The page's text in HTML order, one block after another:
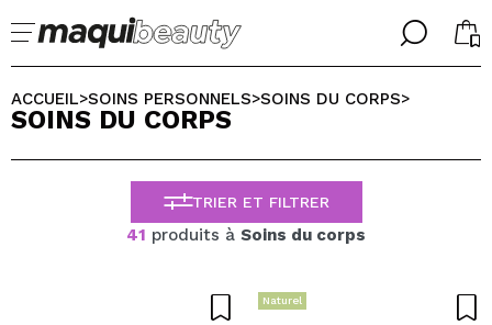
╳
J'suis déjà #maquilover, j'ai un compte
╳
CHOISISSEZ VOTRE LANGUE
FRANCES
ESPAÑOL
ENGLISH
ALEMAN
ACCUEIL>SOINS PERSONNELS>SOINS DU CORPS>
SOINS DU CORPS
TRIER ET FILTRER
41 produits à Soins du corps
Naturel